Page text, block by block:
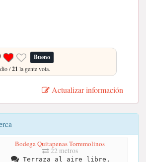
Bueno
/21 la gente vota.
Actualizar información
Bodega Quitapenas Torremolinos
22 metros
Terraza al aire libre,